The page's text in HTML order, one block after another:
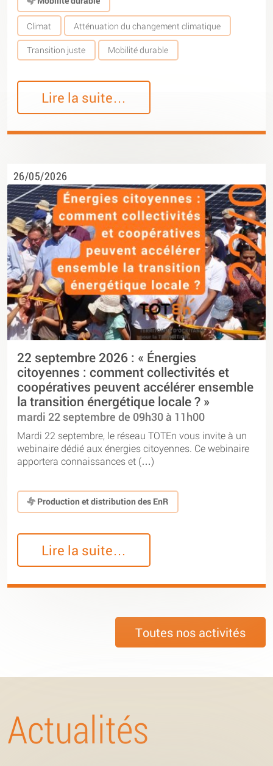
Climat Atténuation du changement climatique
Transition juste Mobilité durable
Lire la suite…
26/05/2026
22 septembre 2026 : « Énergies
citoyennes : comment collectivités et
coopératives peuvent accélérer ensemble
la transition énergétique locale ? »
mardi 22 septembre de 09h30 à 11h00
Mardi 22 septembre, le réseau TOTEn vous invite à un
webinaire dédié aux énergies citoyennes. Ce webinaire
apportera connaissances et (…)
Production et distribution des EnR
Lire la suite…
Toutes nos activités
Actualités